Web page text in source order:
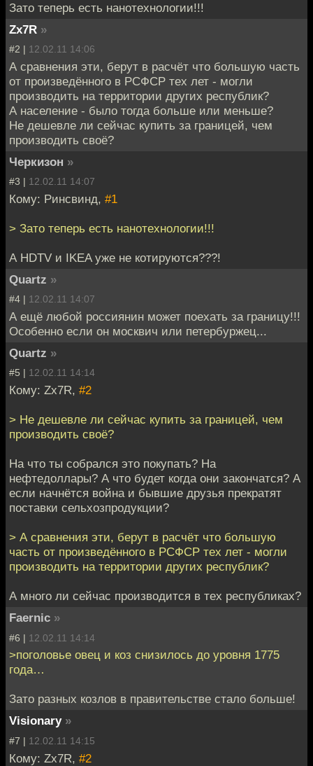
Зато теперь есть нанотехнологии!!!
Zx7R »
#2 | 12.02.11 14:06
А сравнения эти, берут в расчёт что большую часть
от произведённого в РСФСР тех лет - могли
производить на территории других республик?
А население - было тогда больше или меньше?
Не дешевле ли сейчас купить за границей, чем
производить своё?
Черкизон »
#3 | 12.02.11 14:07
Кому: Ринсвинд, #1
> Зато теперь есть нанотехнологии!!!
А HDTV и IKEA уже не котируются???!
Quartz »
#4 | 12.02.11 14:07
А ещё любой россиянин может поехать за границу!!!
Особенно если он москвич или петербуржец...
Quartz »
#5 | 12.02.11 14:14
Кому: Zx7R, #2
> Не дешевле ли сейчас купить за границей, чем
производить своё?
На что ты собрался это покупать? На
нефтедоллары? А что будет когда они закончатся? А
если начнётся война и бывшие друзья прекратят
поставки сельхозпродукции?
> А сравнения эти, берут в расчёт что большую
часть от произведённого в РСФСР тех лет - могли
производить на территории других республик?
А много ли сейчас производится в тех республиках?
Faernic »
#6 | 12.02.11 14:14
>поголовье овец и коз снизилось до уровня 1775
года…
Зато разных козлов в правительстве стало больше!
Visionary »
#7 | 12.02.11 14:15
Кому: Zx7R, #2